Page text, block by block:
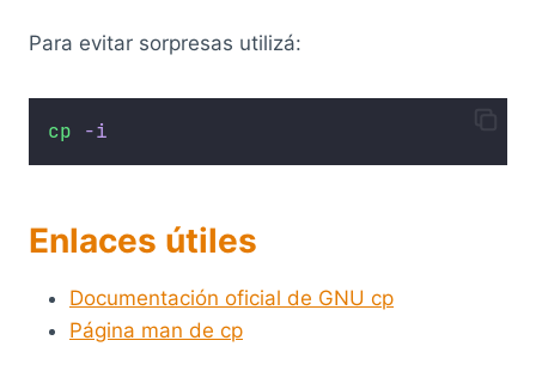
Para evitar sorpresas utilizá:
cp -i
Enlaces útiles
Documentación oficial de GNU cp
Página man de cp